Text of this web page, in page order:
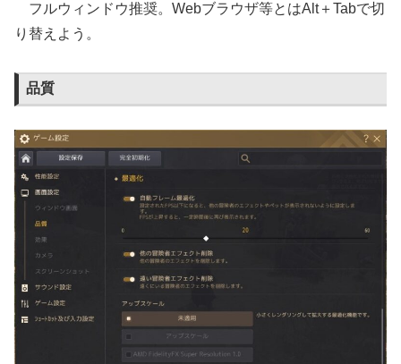
フルウィンドウ推奨。Webブラウザ等とはAlt＋Tabで切
り替えよう。
品質